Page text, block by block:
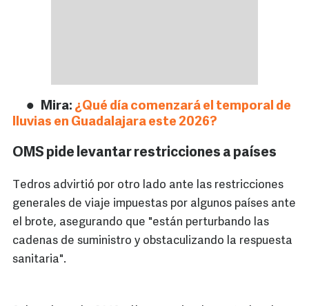
Mira: ¿Qué día comenzará el temporal de
lluvias en Guadalajara este 2026?
OMS pide levantar restricciones a países
Tedros advirtió por otro lado ante las restricciones
generales de viaje impuestas por algunos países ante
el brote, asegurando que "están perturbando las
cadenas de suministro y obstaculizando la respuesta
sanitaria".